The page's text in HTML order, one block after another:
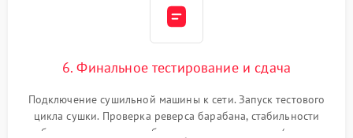
6. Финальное тестирование и сдача
Подключение сушильной машины к сети. Запуск тестового
цикла сушки. Проверка реверса барабана, стабильности
набора температуры, работы дренажного насоса (откачка